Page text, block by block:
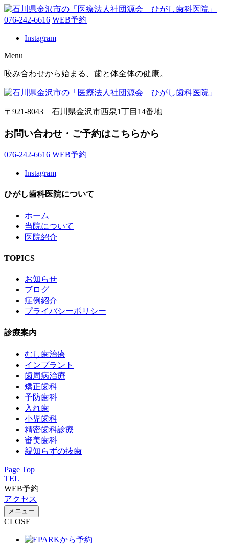
076-242-6616 WEB予約
Instagram
Menu
咬み合わせから始まる、歯と体全体の健康。
〒921-8043 石川県金沢市西泉1丁目14番地
お問い合わせ・ご予約はこちらから
076-242-6616 WEB予約
Instagram
ひがし歯科医院について
ホーム
当院について
医院紹介
TOPICS
お知らせ
ブログ
症例紹介
プライバシーポリシー
診療案内
むし歯治療
インプラント
歯周病治療
矯正歯科
予防歯科
入れ歯
小児歯科
精密歯科診療
審美歯科
親知らずの抜歯
Page Top
TEL
WEB予約
アクセス
メニュー
CLOSE